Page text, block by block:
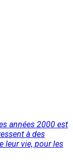
années 2000 est
à des
leur vie, pour les